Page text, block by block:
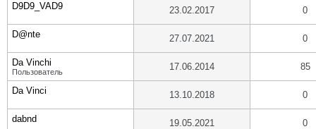
D9D9_VAD9 23.02.2017 0
D@nte 27.07.2021 0
Da Vinchi
Пользователь 17.06.2014 85
Da Vinci 13.10.2018 0
dabnd 19.05.2021 0